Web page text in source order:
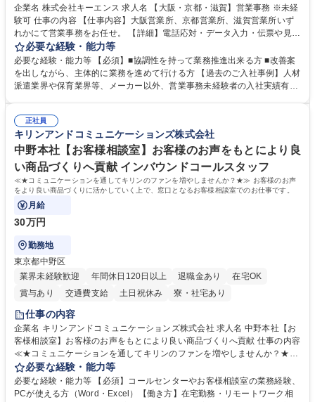
企業名 株式会社キーエンス 求人名 【大阪・京都・滋賀】営業事務 ※未経
験可 仕事の内容 【仕事内容】大阪営業所、京都営業所、滋賀営業所いず
れかにて営業事務をお任せ。 【詳細】電話応対・データ入力・伝票や見積
の作成・カタログ送付・来客対応・営業所内で発生する事務業務や業務改
善をお任せ。 【教育制度】ご入社後、育成担当とペアになりながらOJTに
て業務を覚えていただくことが可能です。業務システムがきちんと構築さ
れているため、スムーズに仕事に慣れることができる環境です。また、
募集職種 【大阪・京都・滋賀】営業事務 ※未経験可
必要な経験・能力等
必要な経験・能力等 【必須】■協調性を持って業務推進出来る方 ■改善案
を出しながら、主体的に業務を進めて行ける方 【過去のご入社事例】人材
派遣業界や保育業界等、メーカー以外、営業事務未経験者の入社実績有
えて、お客様や社員の状況に合わせ、能動的なサポート、改善の動きも期
待され。組織を支えるスペシャリストとして、チームに貢献し、結果的に
社員から頼られる存在になることができます。平均19:30の退勤以降の業
務の持ち帰りも禁止されており、メリハリのある働き方となります。 学
歴・資格 学歴：大学院 大学 高専 短大 語学力： 資格：
正社員
キリンアンドコミュニケーションズ株式会社
中野本社【お客様相談室】お客様のお声をもとにより良
い商品づくりへ貢献 インバウンドコールスタッフ
≪★コミュニケーションを通してキリンのファンを増やしませんか？★≫ お客様のお声
をより良い商品づくりに活かしていく上で、窓口となるお客様相談室でのお仕事です。
月給
30万円
勤務地
東京都中野区
業界未経験歓迎
年間休日120日以上 退職金あり
在宅OK
賞与あり
交通費支給 土日祝休み 寮・社宅あり
仕事の内容
企業名 キリンアンドコミュニケーションズ株式会社 求人名 中野本社【お
客様相談室】お客様のお声をもとにより良い商品づくりへ貢献 仕事の内容
≪★コミュニケーションを通してキリンのファンを増やしませんか？★≫
お客様のお声をより良い商品づくりに活かしていく上で、窓口となるお客
様相談室でのお仕事です。 日々お客様からいただくキリングループへのご
意見を、企業活動に活かしています。お客様からの声に迅速かつ誠意をも
必要な経験・能力等
必要な経験・能力等 【必須】コールセンターやお客様相談室の業務経験、
PCが使える方（Word・Excel）【働き方】在宅勤務・リモートワーク相